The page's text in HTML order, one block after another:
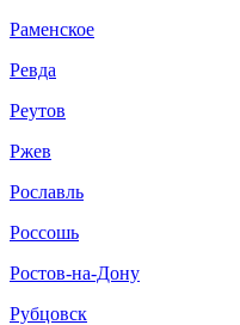
Раменское
Ревда
Реутов
Ржев
Рославль
Россошь
Ростов-на-Дону
Рубцовск